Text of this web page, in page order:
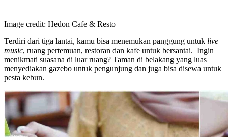
Image credit: Hedon Cafe & Resto
Terdiri dari tiga lantai, kamu bisa menemukan panggung untuk live
music, ruang pertemuan, restoran dan kafe untuk bersantai. Ingin
menikmati suasana di luar ruang? Taman di belakang yang luas
menyediakan gazebo untuk pengunjung dan juga bisa disewa untuk
pesta kebun.